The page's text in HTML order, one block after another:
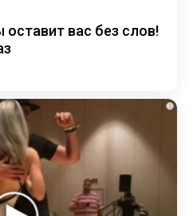
вас без слов!
i